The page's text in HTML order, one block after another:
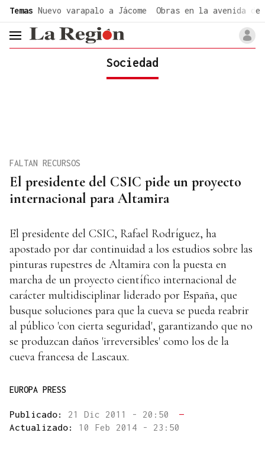
Temas Nuevo varapalo a Jácome Obras en la avenida de
header.menu.open
Sociedad
El presidente del CSIC pide un proyecto
internacional para Altamira
FALTAN RECURSOS
El presidente del CSIC, Rafael Rodríguez, ha
apostado por dar continuidad a los estudios sobre las
pinturas rupestres de Altamira con la puesta en
marcha de un proyecto científico internacional de
carácter multidisciplinar liderado por España, que
busque soluciones para que la cueva se pueda reabrir
al público 'con cierta seguridad', garantizando que no
se produzcan daños 'irreversibles' como los de la
cueva francesa de Lascaux.
EUROPA PRESS
Publicado: 21 Dic 2011 - 20:50
—
Actualizado: 10 Feb 2014 - 23:50